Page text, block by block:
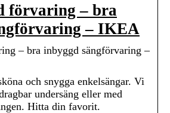
förvaring – bra
– IKEA
– bra inbyggd sängförvaring –
och snygga enkelsängar. Vi
undersäng eller med
Hitta din favorit.